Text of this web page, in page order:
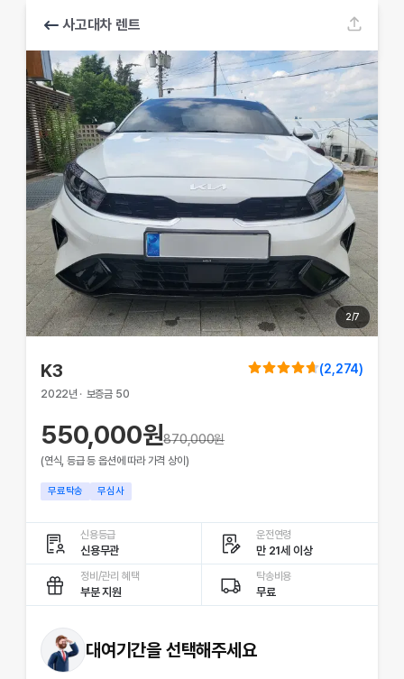
사고대차 렌트
2/7
K3 (2,274)
2022년 · 보증금 50
550,000원870,000원
(연식, 등급 등 옵션에 따라 가격 상이)
무료탁송 무심사
신용등급
신용무관
운전연령
만 21세 이상
정비/관리 혜택
부분 지원
탁송비용
무료
대여기간을 선택해주세요